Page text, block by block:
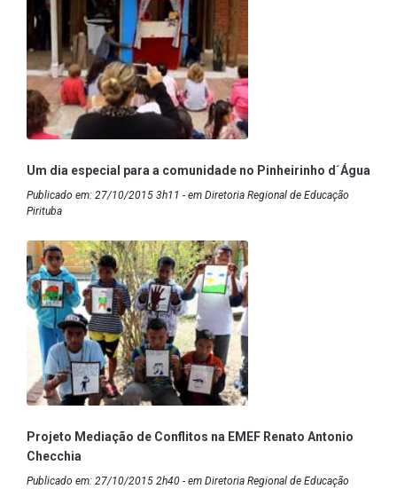
Um dia especial para a comunidade no Pinheirinho d´Água
Publicado em: 27/10/2015 3h11 - em Diretoria Regional de Educação
Pirituba
Projeto Mediação de Conflitos na EMEF Renato Antonio
Checchia
Publicado em: 27/10/2015 2h40 - em Diretoria Regional de Educação